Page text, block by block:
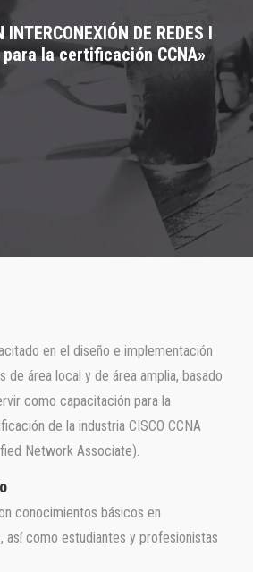
INTERCONEXIÓN DE REDES I
la certificación CCNA»
en el diseño e implementación
de área local y de área amplia, basado
como capacitación para la
de la industria CISCO CCNA
Network Associate).
conocimientos básicos en
así como estudiantes y profesionistas